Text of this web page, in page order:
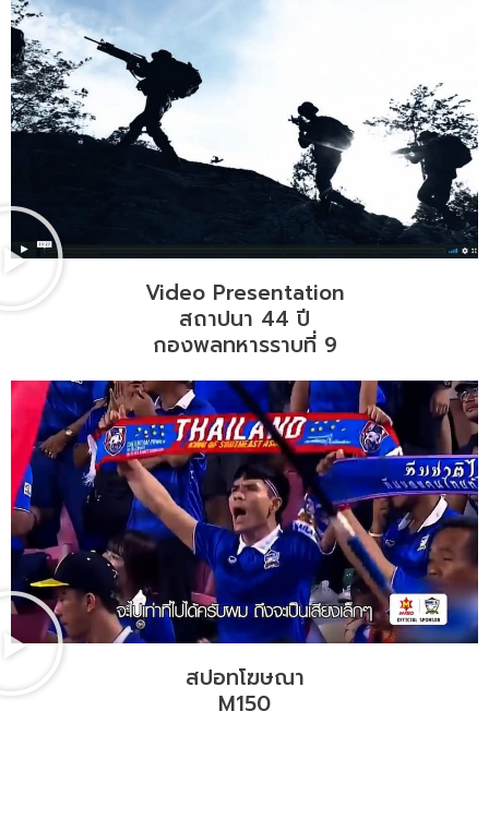
Video Presentation
สถาปนา 44 ปี
กองพลทหารราบที่ 9
สปอทโฆษณา
M150